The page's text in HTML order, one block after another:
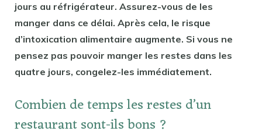
jours au réfrigérateur. Assurez-vous de les
manger dans ce délai. Après cela, le risque
d’intoxication alimentaire augmente. Si vous ne
pensez pas pouvoir manger les restes dans les
quatre jours, congelez-les immédiatement.
Combien de temps les restes d’un
restaurant sont-ils bons ?